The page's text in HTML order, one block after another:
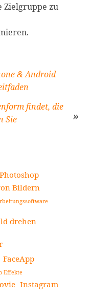
Zielgruppe zu
& Android
findet, die
Sie
Bildern
drehen
FaceApp
Effekte
Instagram